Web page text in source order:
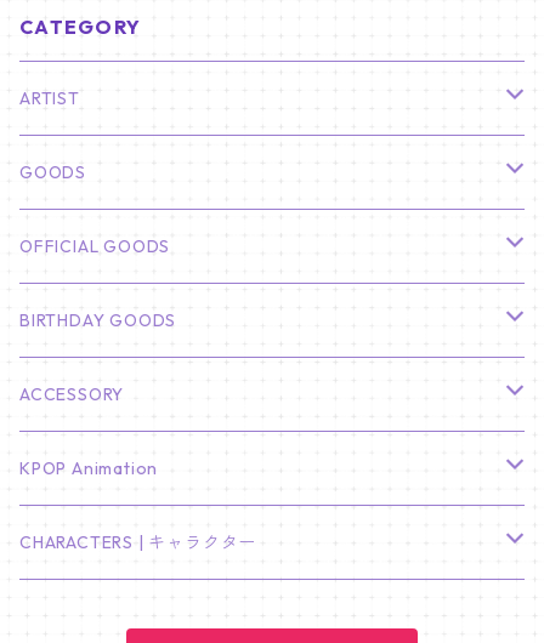
CATEGORY
ARTIST
俳優
CHA EUN WOO
HYUNBIN
BTS
JIN
J-HOPE
SEVENTEEN
S.COUPS
ジョンハン
Stray Kids
バンチャン
リノ
TXT
ヨンジュン
ENHYPEN
GOODS
カレンダー
壁掛けカレンダー
ミニ壁掛けカレンダー
フォトカードセット(60枚入り)
韓国語単語カード
プレミアム写真集
ステッカー&粘着メモ紙セット
OFFICIAL GOODS
LIGHT STICK
Light Stick Pouch
BT21
Stray Kids
MANIAC ENCORE
SKZOO
BIRTHDAY GOODS
01/01 WINTER
01/16 SEUNGKWAN
02/01 DOYOUNG
ACCESSORY
PIERCE
EARRING
KPOP Animation
KPop Demon Hunters
CHARACTERS | キャラクター